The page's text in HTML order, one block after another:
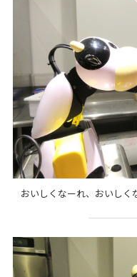
おいしくなーれ、おいし